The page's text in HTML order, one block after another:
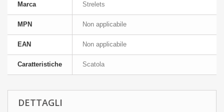
Marca Strelets
MPN Non applicabile
EAN Non applicabile
Caratteristiche Scatola
DETTAGLI